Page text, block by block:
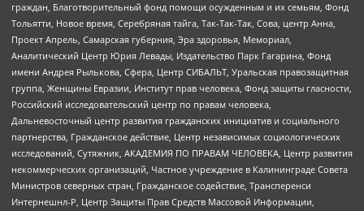
граждан, Благотворительный фонд помощи осужденным и их семьям, Фонд
Тольятти, Новое время, Серебряная тайга, Так-Так-Так, Сова, центр Анна,
Проект Апрель, Самарская губерния, Эра здоровья, Мемориал,
Аналитический Центр Юрия Левады, Издательство Парк Гагарина, Фонд
имени Андрея Рылькова, Сфера, Центр СИБАЛЬТ, Уральская правозащитная
группа, Женщины Евразии, Институт прав человека, Фонд защиты гласности,
Российский исследовательский центр по правам человека,
Дальневосточный центр развития гражданских инициатив и социального
партнерства, Гражданское действие, Центр независимых социологических
исследований, Сутяжник, АКАДЕМИЯ ПО ПРАВАМ ЧЕЛОВЕКА, Центр развития
некоммерческих организаций, Частное учреждение в Калининграде Совета
Министров северных стран, Гражданское содействие, Трансперенси
Интернешнл-Р, Центр Защиты Прав Средств Массовой Информации,